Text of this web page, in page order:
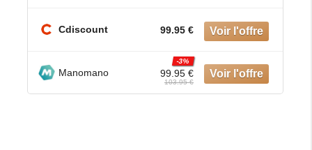
99.95 €
99.95 €